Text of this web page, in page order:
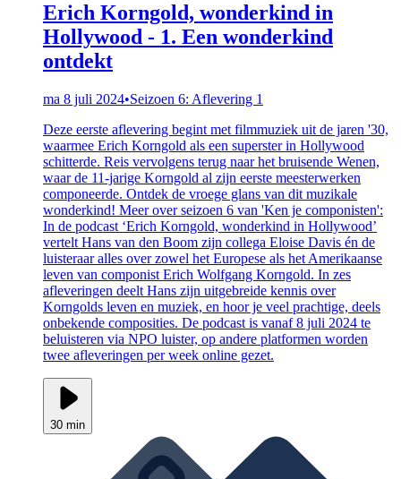
Erich Korngold, wonderkind in
Hollywood - 1. Een wonderkind
ontdekt
ma 8 juli 2024•Seizoen 6: Aflevering 1
Deze eerste aflevering begint met filmmuziek uit de jaren '30,
waarmee Erich Korngold als een superster in Hollywood
schitterde. Reis vervolgens terug naar het bruisende Wenen,
waar de 11-jarige Korngold al zijn eerste meesterwerken
componeerde. Ontdek de vroege glans van dit muzikale
wonderkind! Meer over seizoen 6 van 'Ken je componisten':
In de podcast ‘Erich Korngold, wonderkind in Hollywood’
vertelt Hans van den Boom zijn collega Eloise Davis én de
luisteraar alles over zowel het Europese als het Amerikaanse
leven van componist Erich Wolfgang Korngold. In zes
afleveringen deelt Hans zijn uitgebreide kennis over
Korngolds leven en muziek, en hoor je veel prachtige, deels
onbekende composities. De podcast is vanaf 8 juli 2024 te
beluisteren via NPO luister, op andere platformen worden
twee afleveringen per week online gezet.
30 min